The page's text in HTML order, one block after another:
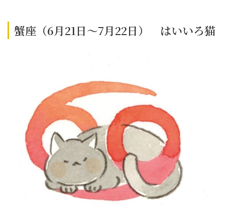
蟹座（6月21日～7月22日） はいいろ猫